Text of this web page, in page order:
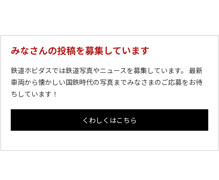
みなさんの投稿を募集しています
鉄道ホビダスでは鉄道写真やニュースを募集しています。 最新
車両から懐かしい国鉄時代の写真までみなさまのご応募をお待
ちしています！
くわしくはこちら